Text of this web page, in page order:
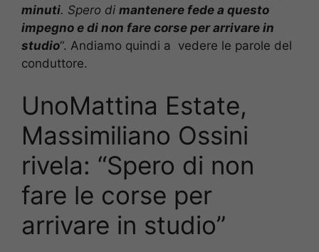
minuti. Spero di mantenere fede a questo
impegno e di non fare corse per arrivare in
studio“. Andiamo quindi a vedere le parole del
conduttore.
UnoMattina Estate,
Massimiliano Ossini
rivela: “Spero di non
fare le corse per
arrivare in studio”